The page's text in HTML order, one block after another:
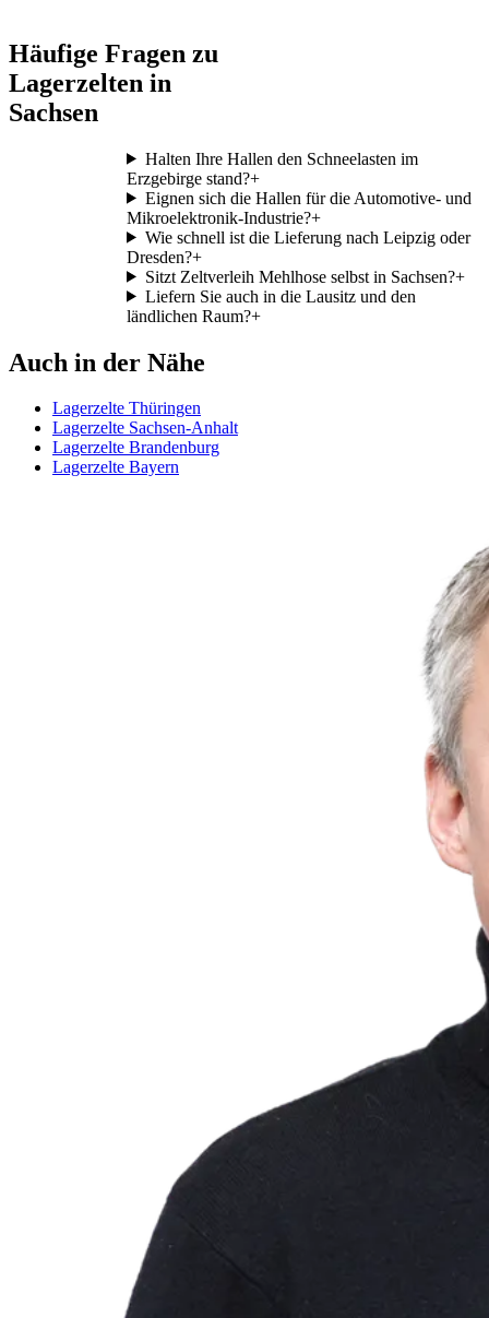
Häufige Fragen zu
Lagerzelten in
Sachsen
Halten Ihre Hallen den Schneelasten im
Erzgebirge stand?+
Eignen sich die Hallen für die Automotive- und
Mikroelektronik-Industrie?+
Wie schnell ist die Lieferung nach Leipzig oder
Dresden?+
Sitzt Zeltverleih Mehlhose selbst in Sachsen?+
Liefern Sie auch in die Lausitz und den
ländlichen Raum?+
Auch in der Nähe
Lagerzelte Thüringen
Lagerzelte Sachsen-Anhalt
Lagerzelte Brandenburg
Lagerzelte Bayern